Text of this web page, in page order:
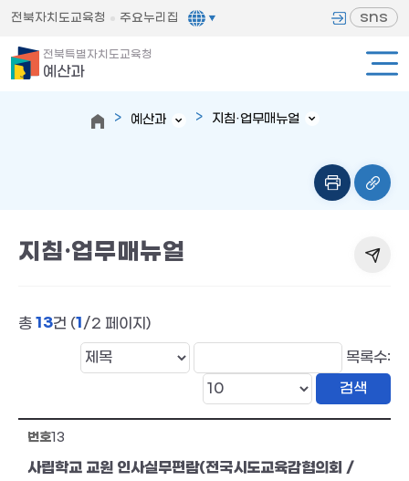
전북자치도교육청 주요누리집 sns
전북특별자치도교육청
예산과
예산과 지침·업무매뉴얼
지침·업무매뉴얼
총 13건 (1/2 페이지)
목록수:
13
사립학교 교원 인사실무편람(전국시도교육감협의회 /